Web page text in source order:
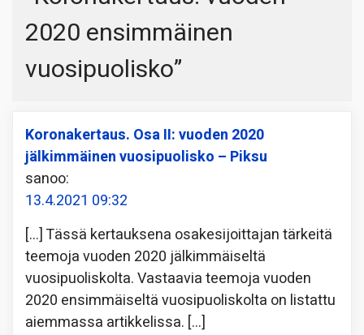
2020 ensimmäinen
vuosipuolisko”
Koronakertaus. Osa II: vuoden 2020
jälkimmäinen vuosipuolisko – Piksu
sanoo:
13.4.2021 09:32
[…] Tässä kertauksena osakesijoittajan tärkeitä
teemoja vuoden 2020 jälkimmäiseltä
vuosipuoliskolta. Vastaavia teemoja vuoden
2020 ensimmäiseltä vuosipuoliskolta on listattu
aiemmassa artikkelissa. […]